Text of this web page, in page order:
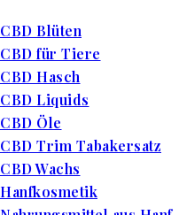
CBD Blüten
CBD für Tiere
CBD Hasch
CBD Liquids
CBD Öle
CBD Trim Tabakersatz
CBD Wachs
Hanfkosmetik